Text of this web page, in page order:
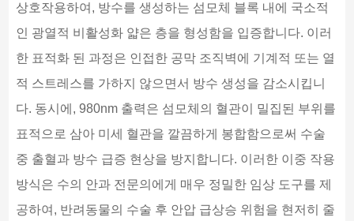
상호작용하여, 방수를 생성하는 섬모체 블록 내에 국소적
인 광열적 비활성화 얇은 층을 형성함을 입증합니다. 이러
한 표적화 된 과정은 인접한 공막 조직벽에 기계적 또는 열
적 스트레스를 가하지 않으면서 방수 생성을 감소시킵니
다. 동시에, 980nm 출력은 섬모체의 혈관이 밀집된 부위를
표적으로 삼아 미세 혈관을 깔끔하게 봉합함으로써 수술
중 출혈과 방수 급증 현상을 방지합니다. 이러한 이중 작용
방식은 수의 안과 전문의에게 매우 정밀한 임상 도구를 제
공하여, 반려동물의 수술 후 안압 급상승 위험을 현저히 줄